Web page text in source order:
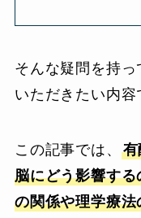
そんな疑問を持
いただきたい内容
この記事では、 有
脳にどう影響す
の関係や理学療